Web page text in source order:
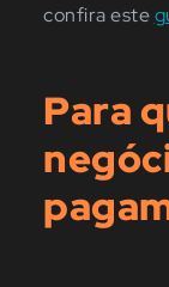
confira este
Para